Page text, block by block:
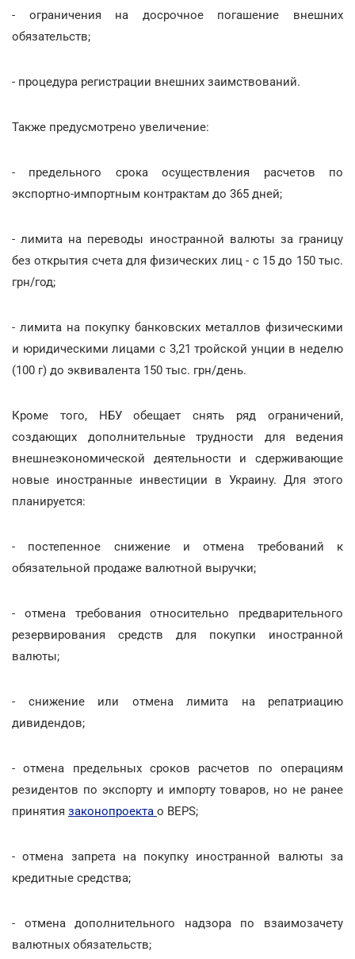
- ограничения на досрочное погашение внешних
обязательств;
- процедура регистрации внешних заимствований.
Также предусмотрено увеличение:
- предельного срока осуществления расчетов по
экспортно-импортным контрактам до 365 дней;
- лимита на переводы иностранной валюты за границу
без открытия счета для физических лиц - с 15 до 150 тыс.
грн/год;
- лимита на покупку банковских металлов физическими
и юридическими лицами с 3,21 тройской унции в неделю
(100 г) до эквивалента 150 тыс. грн/день.
Кроме того, НБУ обещает снять ряд ограничений,
создающих дополнительные трудности для ведения
внешнеэкономической деятельности и сдерживающие
новые иностранные инвестиции в Украину. Для этого
планируется:
- постепенное снижение и отмена требований к
обязательной продаже валютной выручки;
- отмена требования относительно предварительного
резервирования средств для покупки иностранной
валюты;
- снижение или отмена лимита на репатриацию
дивидендов;
- отмена предельных сроков расчетов по операциям
резидентов по экспорту и импорту товаров, но не ранее
принятия законопроекта о BEPS;
- отмена запрета на покупку иностранной валюты за
кредитные средства;
- отмена дополнительного надзора по взаимозачету
валютных обязательств;